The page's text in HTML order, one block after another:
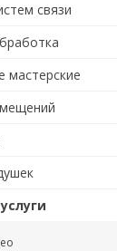
связи
мастерские